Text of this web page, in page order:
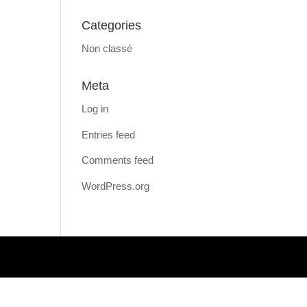
Categories
Non classé
Meta
Log in
Entries feed
Comments feed
WordPress.org